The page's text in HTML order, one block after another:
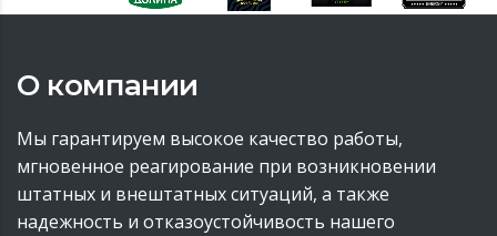
О компании
Мы гарантируем высокое качество работы,
мгновенное реагирование при возникновении
штатных и внештатных ситуаций, а также
надежность и отказоустойчивость нашего